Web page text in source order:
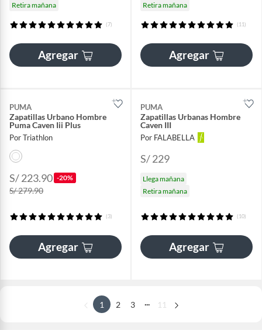
Retira mañana
(7)
Agregar
Retira mañana
(11)
Agregar
PUMA
Zapatillas Urbano Hombre
Puma Caven Iii Plus
Por Triathlon
S/ 223.90 -20%
S/ 279.90
(3)
Agregar
PUMA
Zapatillas Urbanas Hombre
Caven III
Por FALABELLA
S/ 229
Llega mañana
Retira mañana
(10)
Agregar
1 2 3 11